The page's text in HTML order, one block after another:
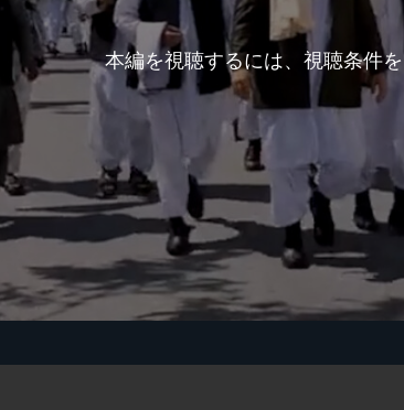
本編を視聴するには、視聴条件